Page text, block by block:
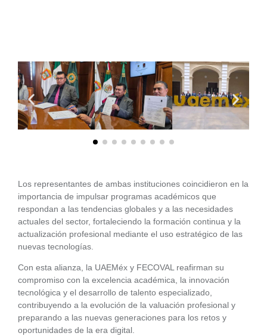
Los representantes de ambas instituciones coincidieron en la
importancia de impulsar programas académicos que
respondan a las tendencias globales y a las necesidades
actuales del sector, fortaleciendo la formación continua y la
actualización profesional mediante el uso estratégico de las
nuevas tecnologías.
Con esta alianza, la UAEMéx y FECOVAL reafirman su
compromiso con la excelencia académica, la innovación
tecnológica y el desarrollo de talento especializado,
contribuyendo a la evolución de la valuación profesional y
preparando a las nuevas generaciones para los retos y
oportunidades de la era digital.